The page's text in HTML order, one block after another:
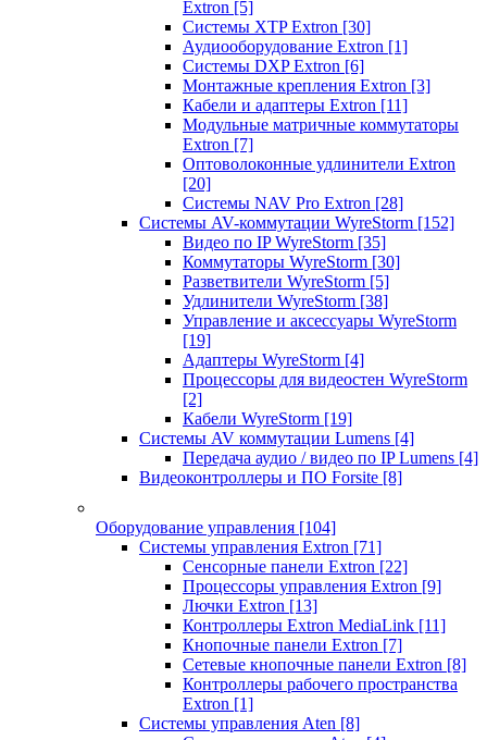
Extron [5]
Системы XTP Extron [30]
Аудиооборудование Extron [1]
Системы DXP Extron [6]
Монтажные крепления Extron [3]
Кабели и адаптеры Extron [11]
Модульные матричные коммутаторы
Extron [7]
Оптоволоконные удлинители Extron
[20]
Системы NAV Pro Extron [28]
Системы AV-коммутации WyreStorm [152]
Видео по IP WyreStorm [35]
Коммутаторы WyreStorm [30]
Разветвители WyreStorm [5]
Удлинители WyreStorm [38]
Управление и аксессуары WyreStorm
[19]
Адаптеры WyreStorm [4]
Процессоры для видеостен WyreStorm
[2]
Кабели WyreStorm [19]
Системы AV коммутации Lumens [4]
Передача аудио / видео по IP Lumens [4]
Видеоконтроллеры и ПО Forsite [8]
Оборудование управления [104]
Системы управления Extron [71]
Сенсорные панели Extron [22]
Процессоры управления Extron [9]
Лючки Extron [13]
Контроллеры Extron MediaLink [11]
Кнопочные панели Extron [7]
Сетевые кнопочные панели Extron [8]
Контроллеры рабочего пространства
Extron [1]
Системы управления Aten [8]